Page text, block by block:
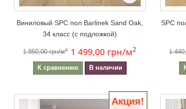
Виниловый SPC пол Barlinek Sand Oak,
34 класс (с подложкой)
1 850,00 грн/м2 1 499,00 грн/м2
К сравнению В наличии
SPC
1
Акция!